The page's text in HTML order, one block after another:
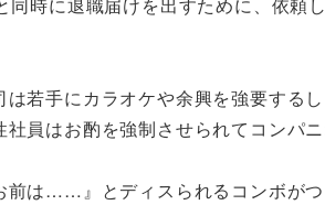
同時に退職届けを出すために、依頼
若手にカラオケや余興を強要する
員はお酌を強制させられてコンパ
前は……』とディスられるコンボが